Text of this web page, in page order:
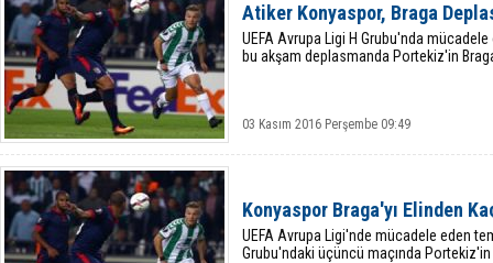
Atiker Konyaspor, Braga
UEFA Avrupa Ligi H Grubu'nda
bu akşam deplasmanda Portekiz'in
03 Kasım 2016 Perşembe 09:49
Konyaspor Braga'yı Elinden
UEFA Avrupa Ligi'nde mücadele eden
Grubu'ndaki üçüncü maçında Portekiz'in